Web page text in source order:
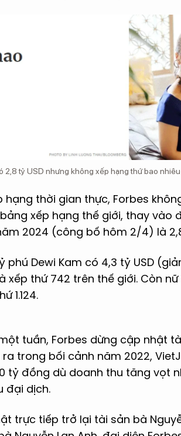
tỷ USD nhưng không xếp hạng thứ bao nhiêu
thời gian thực, Forbes
xếp hạng thế giới, thay vào
2024 (công bố hôm 2/4) là
Dewi Kam có 4,3 tỷ USD
thứ 742 trên thế giới. Còn
1.124.
tuần, Forbes dừng cập nhật
ra trong bối cảnh năm 2022,
tỷ đồng dù doanh thu tăng vọt
đại dịch.
trực tiếp trở lại tài sản bà